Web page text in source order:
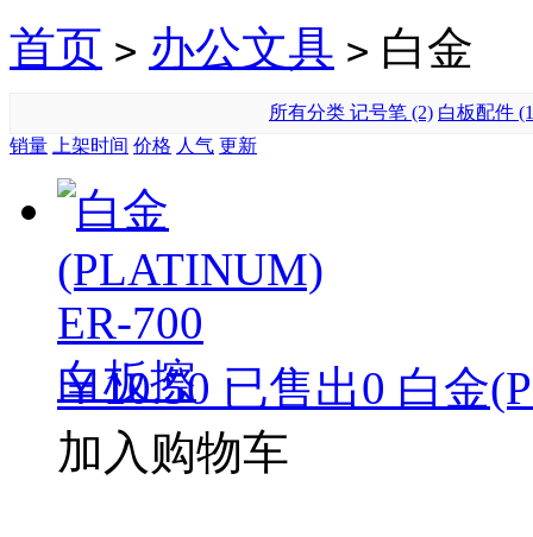
首页 > 办公文具 > 白金
所有分类 记号笔 (2) 白板配件
销量
上架时间 价格 人气 更新
￥10.50 已售出0 白金
加入购物车